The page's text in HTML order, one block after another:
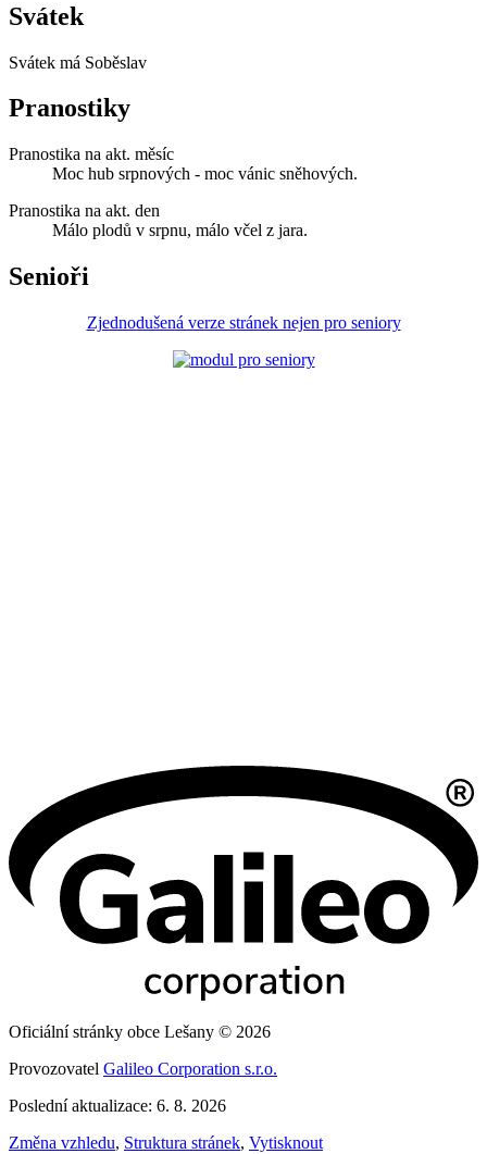
Svátek
Svátek má Soběslav
Pranostiky
Pranostika na akt. měsíc
Moc hub srpnových - moc vánic sněhových.
Pranostika na akt. den
Málo plodů v srpnu, málo včel z jara.
Senioři
Zjednodušená verze stránek nejen pro seniory
Oficiální stránky obce Lešany © 2026
Provozovatel Galileo Corporation s.r.o.
Poslední aktualizace: 6. 8. 2026
Změna vzhledu, Struktura stránek, Vytisknout